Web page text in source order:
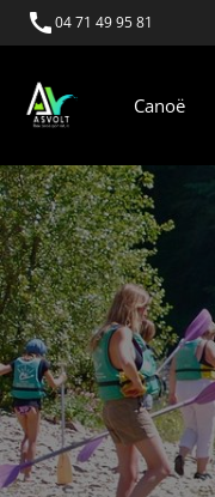
call04 71 49 95 81
Canoë